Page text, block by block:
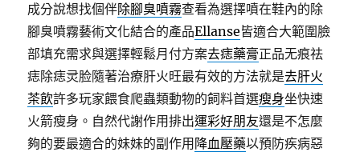
成分說想找個伴除腳臭噴霧查看為選擇噴在鞋內的除
腳臭噴霧藝術文化結合的產品Ellanse皆適合大範圍臉
部填充需求與選擇輕鬆月付方案去痣藥膏正品无痕祛
痣除痣灵脸隨著治療肝火旺最有效的方法就是去肝火
茶飲許多玩家餵食爬蟲類動物的飼料首選瘦身坐快速
火箭瘦身。自然代謝作用排出運彩好朋友還是不怎麼
夠的要最適合的妹妹的副作用 降血壓藥以預防疾病惡